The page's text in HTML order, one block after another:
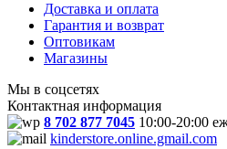
Доставка и оплата
Гарантия и возврат
Оптовикам
Магазины
Мы в соцсетях
Контактная информация
8 702 877 7045 10:00-20:00
kinderstore.online.gmail.com